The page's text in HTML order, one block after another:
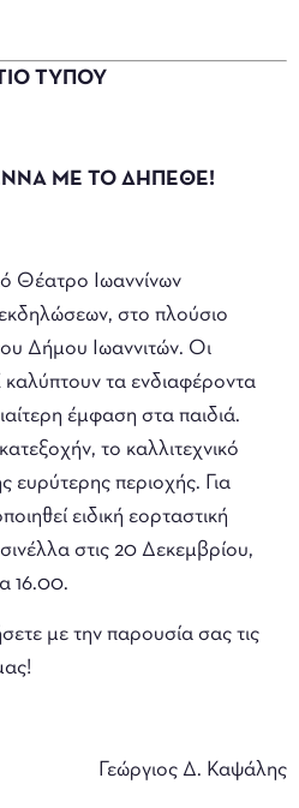
ΤΥΠΟΥ
ΜΕ ΤΟ ΔΗΠΕΘΕ!
Θέατρο Ιωαννίνων
στο πλούσιο
Δήμου Ιωαννιτών. Οι
τα ενδιαφέροντα
έμφαση στα παιδιά.
το καλλιτεχνικό
ευρύτερης περιοχής. Για
ειδική εορταστική
στις 20 Δεκεμβρίου,
16.00.
με την παρουσία σας τις
Γεώργιος Δ. Καψάλης